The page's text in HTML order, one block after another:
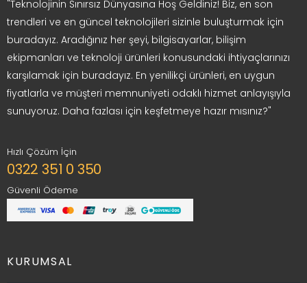
"Teknolojinin Sınırsız Dünyasına Hoş Geldiniz! Biz, en son
trendleri ve en güncel teknolojileri sizinle buluşturmak için
buradayız. Aradığınız her şeyi, bilgisayarlar, bilişim
ekipmanları ve teknoloji ürünleri konusundaki ihtiyaçlarınızı
karşılamak için buradayız. En yenilikçi ürünleri, en uygun
fiyatlarla ve müşteri memnuniyeti odaklı hizmet anlayışıyla
sunuyoruz. Daha fazlası için keşfetmeye hazır mısınız?"
Hızlı Çözüm İçin
0322 351 0 350
Güvenli Ödeme
KURUMSAL